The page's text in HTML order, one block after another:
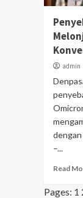
admin
dengan
–...
Read
Pages: 1